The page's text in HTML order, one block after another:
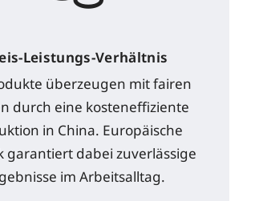
Leistungs-Verhältnis
überzeugen mit fairen
durch eine kosteneffiziente
in China. Europäische
garantiert dabei zuverlässige
im Arbeitsalltag.